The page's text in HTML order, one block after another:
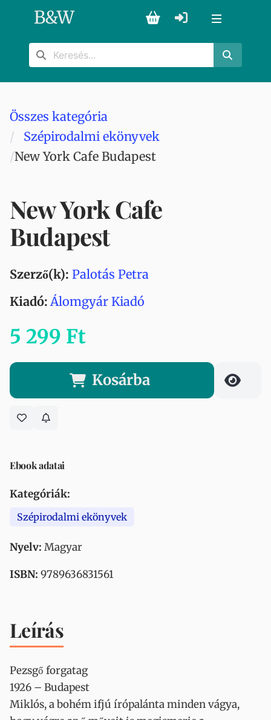
B&W
Összes kategória
Szépirodalmi ekönyvek
New York Cafe Budapest
New York Cafe
Budapest
Szerző(k): Palotás Petra
Kiadó: Álomgyár Kiadó
5 299 Ft
Kosárba
Ebook adatai
Kategóriák:
Szépirodalmi ekönyvek
Nyelv: Magyar
ISBN: 9789636831561
Leírás
Pezsgő forgatag
1926 – Budapest
Miklós, a bohém ifjú írópalánta minden vágya,